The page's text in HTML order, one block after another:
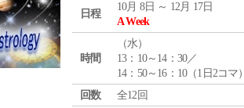
日程
10月 8日 ～ 12月 17日
A Week
時間
（水）
13：10～14：30／
14：50～16：10（1日2コマ）
回数
全12回